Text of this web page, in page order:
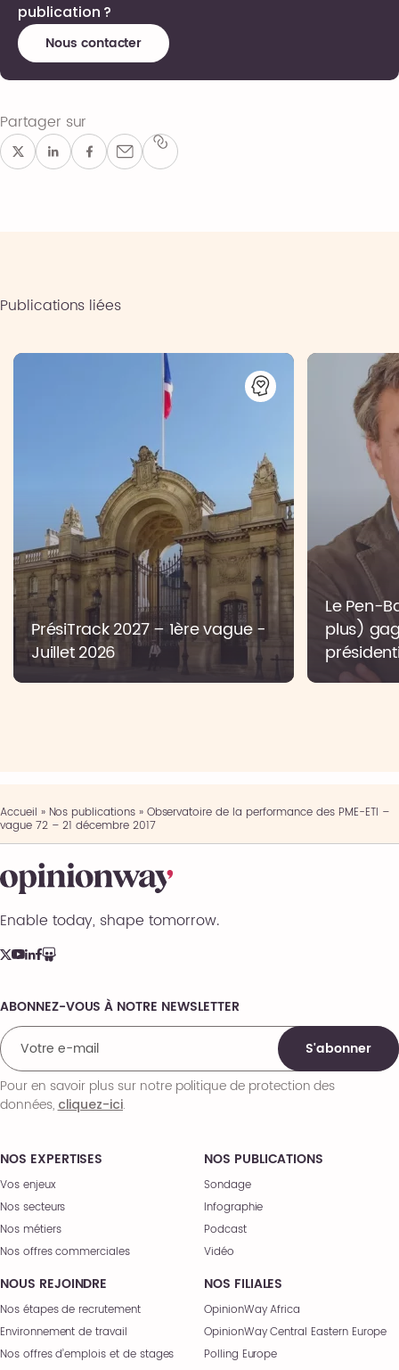
publication ?
Nous contacter
Partager sur
Publications liées
PrésiTrack 2027 – 1ère vague -
Juillet 2026
Le Pen-
plus)
Accueil » Nos publications» Observatoire de la performance des PME-ETI –
vague 72 – 21 décembre 2017
Enable today, shape tomorrow.
NOS EXPERTISES
Vos enjeux
Nos secteurs
Nos métiers
Nos offres commerciales
NOS PUBLICATIONS
Sondage
Infographie
Podcast
Vidéo
NOUS REJOINDRE
Nos étapes de recrutement
Environnement de travail
Nos offres d’emplois et de stages
NOS FILIALES
OpinionWay Africa
OpinionWay Central Eastern Europe
Polling Europe
Comments
ABONNEZ-VOUS À NOTRE NEWSLETTER
S'abonner
Pour en savoir plus sur notre politique de protection des
données,cliquez-ici.